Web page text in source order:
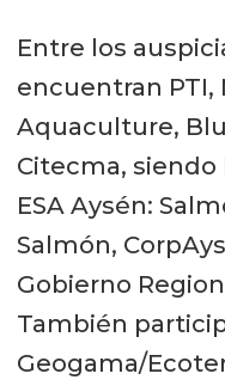
Entre los
encuentran PTI,
Aquaculture,
Citecma, siendo
ESA Aysén:
Salmón,
Gobierno
También
Geogama/